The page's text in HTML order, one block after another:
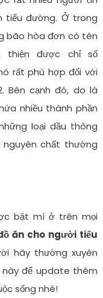
tiểu đường. Ở trong
bão hòa đơn có tên
thiện được chỉ số
rất phù hợp đối với
Bên cạnh đó, do là
nhiều thành phần
loại dầu thông
chất thường
bật mí ở trên mọi
ăn cho người tiểu
hãy thường xuyên
để update thêm
sống nhé!